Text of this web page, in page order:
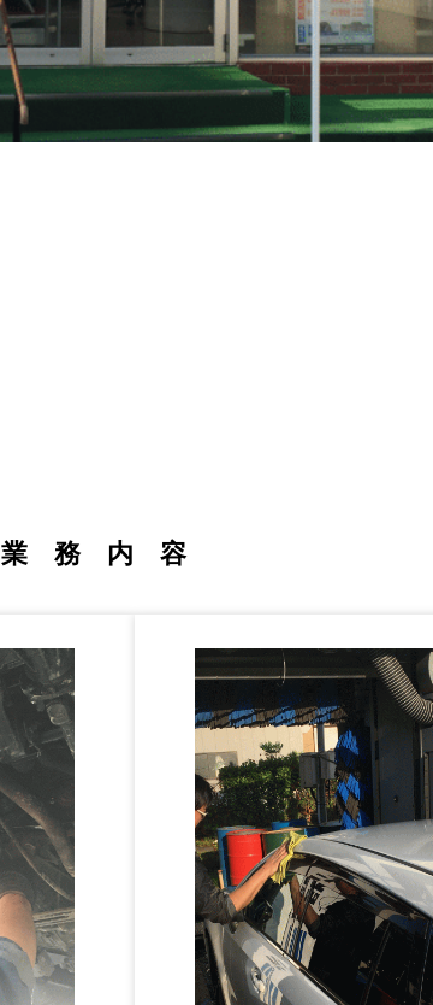
業 務 内 容